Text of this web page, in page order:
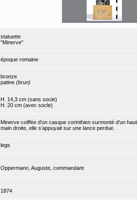
statuette
"Minerve"
époque romaine
bronze
patine (brun)
H. 14,3 cm (sans socle)
H. 20 cm (avec socle)
Minerve coiffée d’un casque corinthien surmonté d’un
main droite, elle s’appuyait sur une lance perdue.
legs
Oppermann, Auguste, commandant
1874